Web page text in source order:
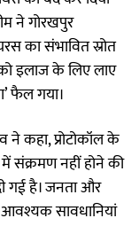
ने गोरखपुर
का संभावित स्रोत
इलाज के लिए लाए
फैल गया।
कहा, प्रोटोकॉल के
में संक्रमण नहीं होने की
गई है। जनता और
आवश्यक सावधानियां